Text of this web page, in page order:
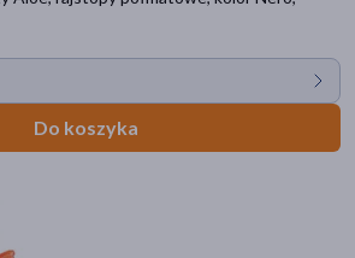
Do koszyka